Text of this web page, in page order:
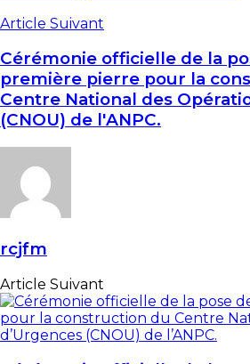
Article Suivant
Cérémonie officielle de la
première pierre pour la
Centre National des
(CNOU) de l'ANPC.
rcjfm
Article Suivant